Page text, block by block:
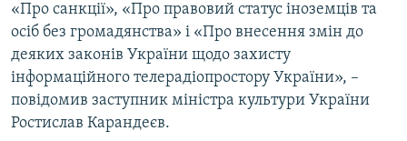
«Про санкції», «Про правовий статус іноземців та
осіб без громадянства» і «Про внесення змін до
деяких законів України щодо захисту
інформаційного телерадіопростору України», –
повідомив заступник міністра культури України
Ростислав Карандеєв.